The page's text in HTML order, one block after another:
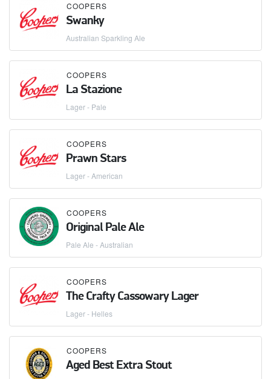
COOPERS
Swanky
Australian Sparkling Ale
COOPERS
La Stazione
Lager - Pale
COOPERS
Prawn Stars
Lager - American
COOPERS
Original Pale Ale
Pale Ale - Australian
COOPERS
The Crafty Cassowary Lager
Lager - Helles
COOPERS
Aged Best Extra Stout